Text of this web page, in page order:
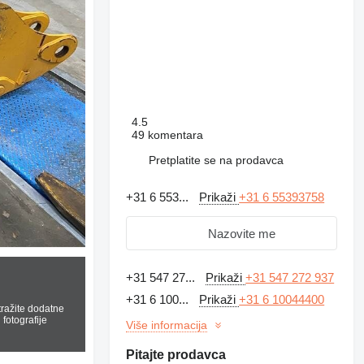
dodatne
fotografije
4.5
49 komentara
Pretplatite se na prodavca
+31 6 553... Prikaži+31 6 55393758
Nazovite me
+31 547 27... Prikaži+31 547 272 937
+31 6 100...
Prikaži+31 6 10044400
Više informacija
Pitajte prodavca